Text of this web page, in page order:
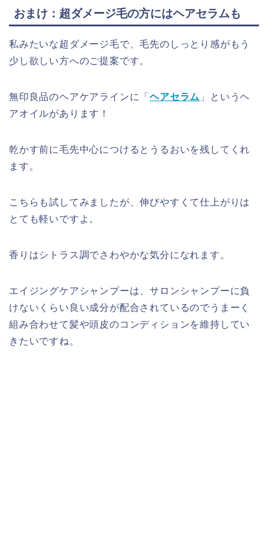
おまけ：超ダメージ毛の方にはヘアセラムも
私みたいな超ダメージ毛で、毛先のしっとり感がもう
少し欲しい方へのご提案です。
無印良品のヘアケアラインに「ヘアセラム 」というヘ
アオイルがあります！
乾かす前に毛先中心につけるとうるおいを残してくれ
ます。
こちらも試してみましたが、伸びやすくて仕上がりは
とても軽いですよ。
香りはシトラス調でさわやかな気分になれます。
エイジングケアシャンプーは、サロンシャンプーに負
けないくらい良い成分が配合されているのでうまーく
組み合わせて髪や頭皮のコンディションを維持してい
きたいですね。